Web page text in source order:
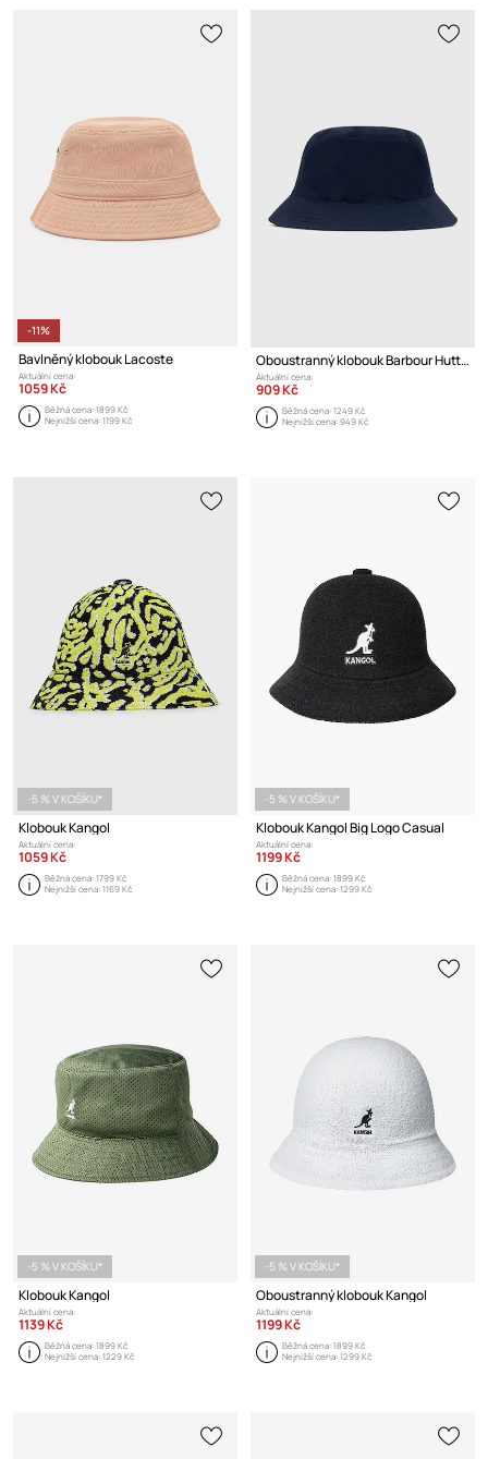
-11%
Bavlněný klobouk Lacoste
Aktuální cena:
1059 Kč
Běžná cena:1899 Kč
Nejnižší cena:1199 Kč
Oboustranný klobouk Barbour Hutton Reversible Bucket Hat
Aktuální cena:
909 Kč
Běžná cena:1249 Kč
Nejnižší cena:949 Kč
-5 % V KOŠÍKU*
Klobouk Kangol
Aktuální cena:
1059 Kč
Běžná cena:1799 Kč
Nejnižší cena:1169 Kč
-5 % V KOŠÍKU*
Klobouk Kangol Big Logo Casual
Aktuální cena:
1199 Kč
Běžná cena:1899 Kč
Nejnižší cena:1299 Kč
-5 % V KOŠÍKU*
Klobouk Kangol
Aktuální cena:
1139 Kč
Běžná cena:1899 Kč
Nejnižší cena:1229 Kč
-5 % V KOŠÍKU*
Oboustranný klobouk Kangol
Aktuální cena:
1199 Kč
Běžná cena:1899 Kč
Nejnižší cena:1299 Kč